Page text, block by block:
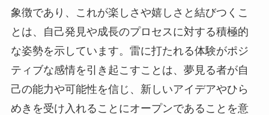
象徴であり、これが楽しさや嬉しさと結びつくこ
とは、自己発見や成長のプロセスに対する積極的
な姿勢を示しています。雷に打たれる体験がポジ
ティブな感情を引き起こすことは、夢見る者が自
己の能力や可能性を信じ、新しいアイデアやひら
めきを受け入れることにオープンであることを意